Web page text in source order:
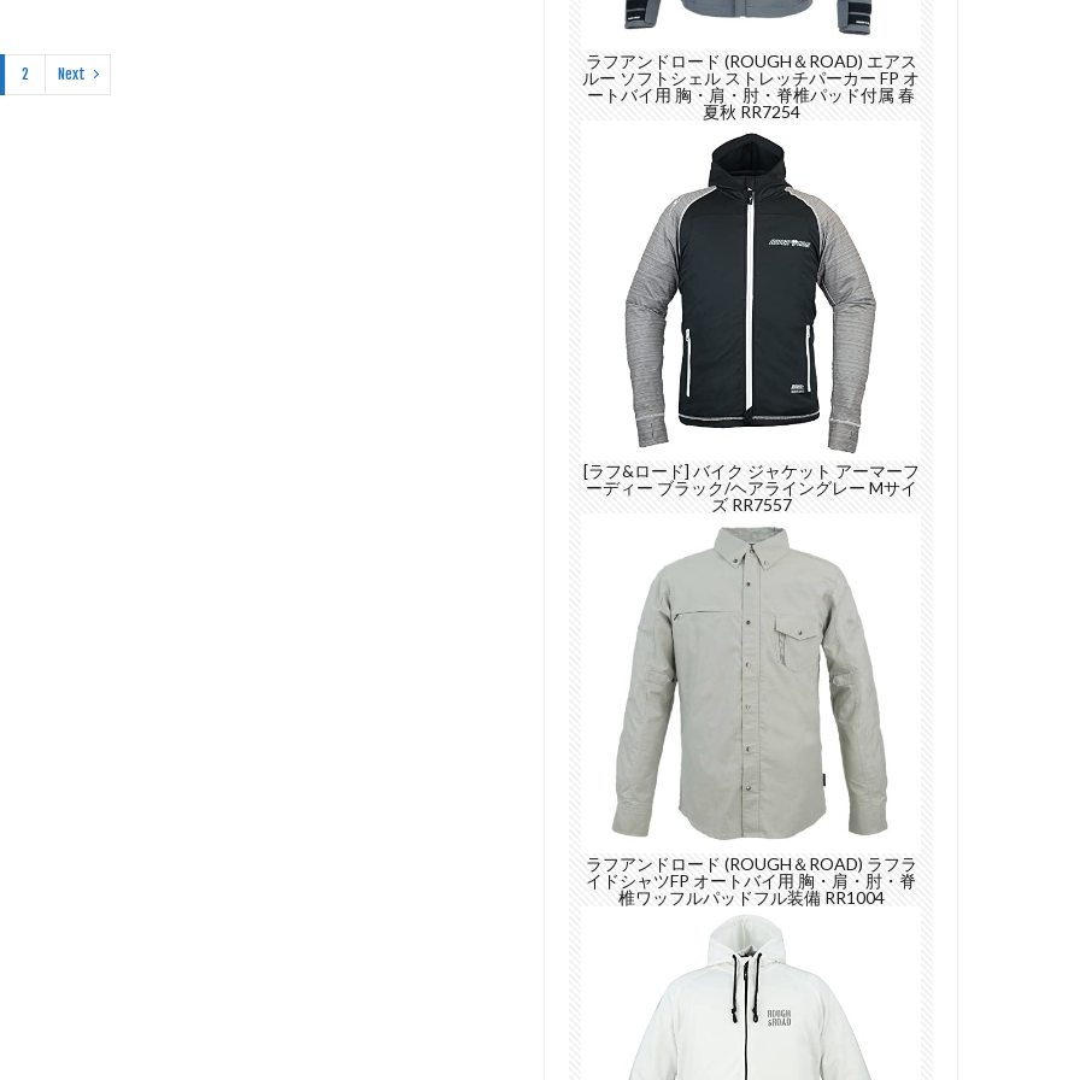
2 Next
ラフアンドロード (ROUGH＆ROAD) エアス
ルー ソフトシェル ストレッチパーカー FP オ
ートバイ用 胸・肩・肘・脊椎パッド付属 春
夏秋 RR7254
[ラフ&ロード] バイク ジャケット アーマーフ
ーディー ブラック/ヘアライングレー Mサイ
ズ RR7557
ラフアンドロード (ROUGH＆ROAD) ラフラ
イドシャツFP オートバイ用 胸・肩・肘・脊
椎ワッフルパッドフル装備 RR1004